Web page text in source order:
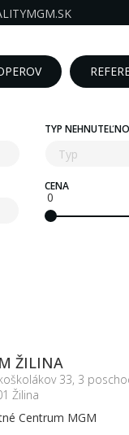
TYP
CENA
0
ŽILINA
33, 3
Žilina
Centrum MGM